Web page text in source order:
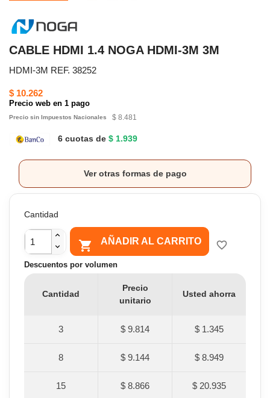
CABLE HDMI 1.4 NOGA HDMI-3M 3M
HDMI-3M REF. 38252
$ 10.262
Precio web en 1 pago
Precio sin Impuestos Nacionales $ 8.481
6 cuotas de $ 1.939
Ver otras formas de pago
Cantidad
 AÑADIR AL CARRITO favorite_border
Descuentos por volumen
Cantidad
Precio
unitario
Usted ahorra
3 $ 9.814 $ 1.345
8 $ 9.144 $ 8.949
15 $ 8.866 $ 20.935